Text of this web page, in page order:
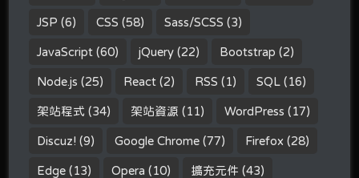
JSP (6) CSS (58) Sass/SCSS (3)
JavaScript (60) jQuery (22) Bootstrap (2)
Node.js (25) React (2) RSS (1) SQL (16)
架站程式 (34) 架站資源 (11) WordPress (17)
Discuz! (9) Google Chrome (77) Firefox (28)
Edge (13) Opera (10) 擴充元件 (43)